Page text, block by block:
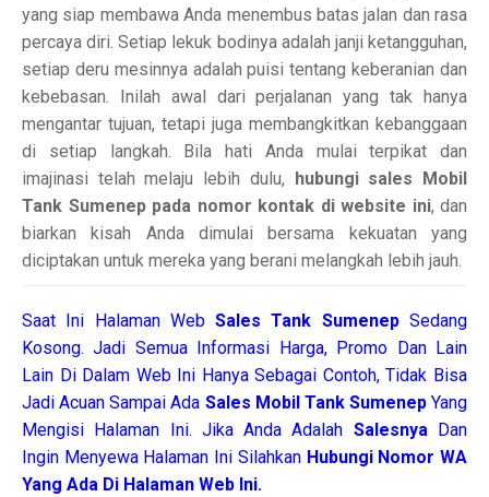
yang siap membawa Anda menembus batas jalan dan rasa
percaya diri. Setiap lekuk bodinya adalah janji ketangguhan,
setiap deru mesinnya adalah puisi tentang keberanian dan
kebebasan. Inilah awal dari perjalanan yang tak hanya
mengantar tujuan, tetapi juga membangkitkan kebanggaan
di setiap langkah. Bila hati Anda mulai terpikat dan
imajinasi telah melaju lebih dulu,
hubungi sales Mobil
Tank Sumenep pada nomor kontak di website ini, dan
biarkan kisah Anda dimulai bersama kekuatan yang
diciptakan untuk mereka yang berani melangkah lebih jauh.
Saat Ini Halaman WebSales Tank SumenepSedang
Kosong. Jadi Semua Informasi Harga, Promo Dan Lain
Lain Di Dalam Web Ini Hanya Sebagai Contoh, Tidak Bisa
Jadi Acuan Sampai Ada Sales Mobil Tank Sumenep Yang
Mengisi Halaman Ini. Jika Anda Adalah SalesnyaDan
Ingin Menyewa Halaman Ini Silahkan Hubungi Nomor WA
Yang Ada Di Halaman Web Ini.